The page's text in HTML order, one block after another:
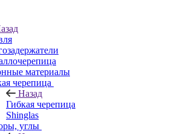
материалы
черепица
Назад
Гибкая черепица
Shinglas
углы